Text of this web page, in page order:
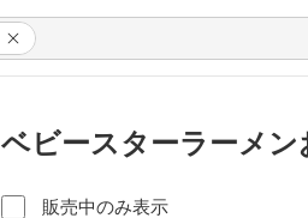
ベビースターラーメ
販売中のみ表示